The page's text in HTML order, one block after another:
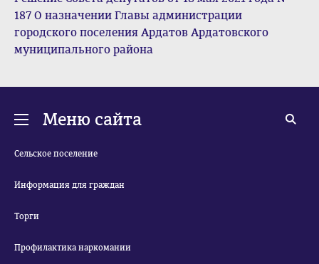
187 О назначении Главы администрации
городского поселения Ардатов Ардатовского
муниципального района
Меню сайта
Сельское поселение
Информация для граждан
Торги
Профилактика наркомании